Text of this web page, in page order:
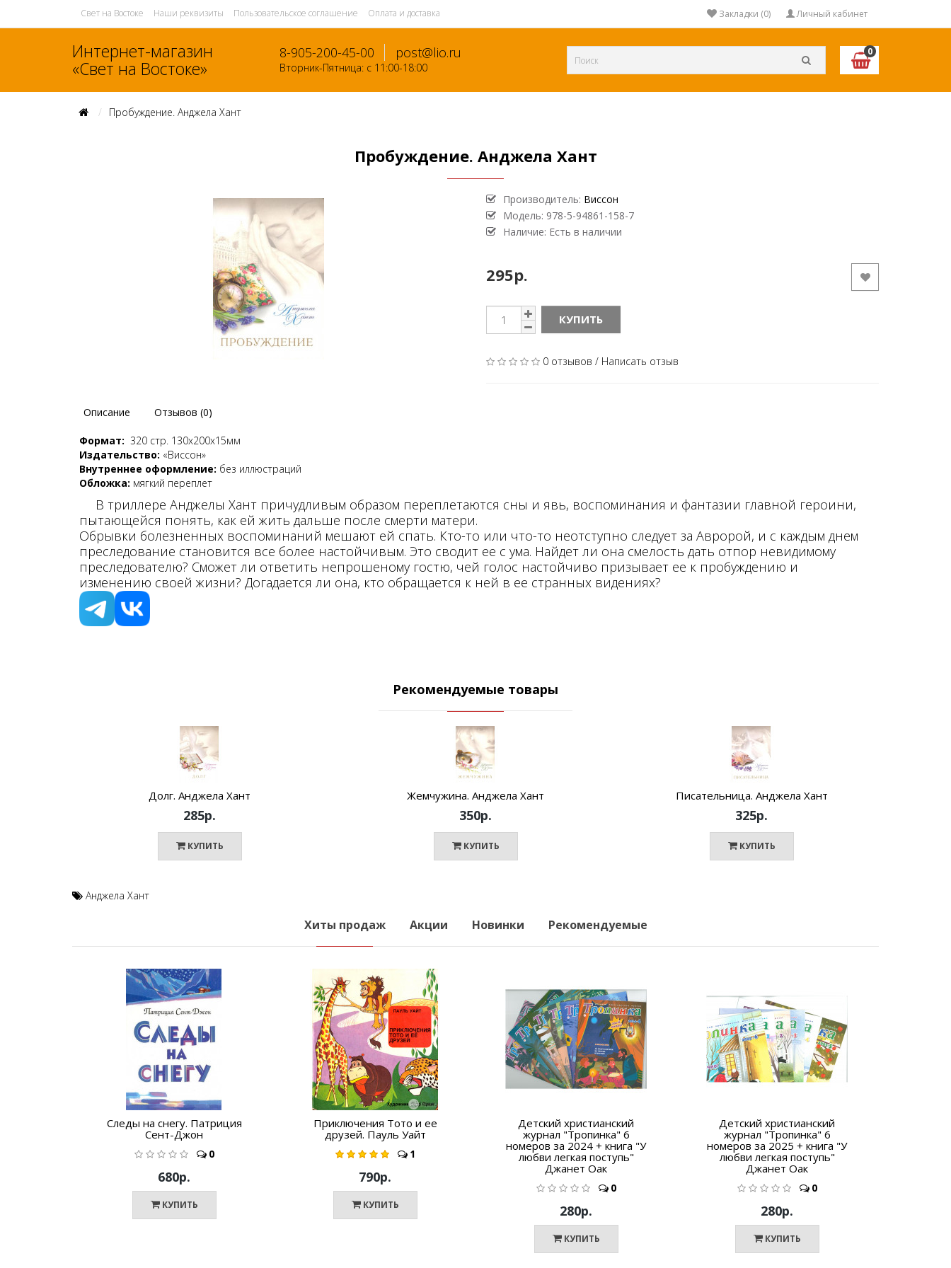
Свет на Востоке Наши реквизиты Пользовательское соглашение Оплата и доставка Личный кабинет
Закладки (0)
Интернет-магазин
«Свет на Востоке»
8-905-200-45-00 post@lio.ru
Вторник-Пятница: с 11:00-18:00
0
Пробуждение. Анджела Хант
Пробуждение. Анджела Хант
Производитель: Виссон
Модель: 978-5-94861-158-7
Наличие: Есть в наличии
295р.
КУПИТЬ
0 отзывов / Написать отзыв
Описание Отзывов (0)
Формат: 320 стр. 130х200х15мм
Издательство: «Виссон»
Внутреннее оформление: без иллюстраций
Обложка: мягкий переплет
В триллере Анджелы Хант причудливым образом переплетаются сны и явь, воспоминания и фантазии главной героини,
пытающейся понять, как ей жить дальше после смерти матери.
Обрывки болезненных воспоминаний мешают ей спать. Кто-то или что-то неотступно следует за Авророй, и с каждым днем
преследование становится все более настойчивым. Это сводит ее с ума. Найдет ли она смелость дать отпор невидимому
преследователю? Сможет ли ответить непрошеному гостю, чей голос настойчиво призывает ее к пробуждению и
изменению своей жизни? Догадается ли она, кто обращается к ней в ее странных видениях?
Рекомендуемые товары
Долг. Анджела Хант
285р.
КУПИТЬ
Жемчужина. Анджела Хант
350р.
КУПИТЬ
Писательница. Анджела Хант
325р.
КУПИТЬ
Анджела Хант
Хиты продаж Акции Новинки Рекомендуемые
Следы на снегу. Патриция
Сент-Джон
0
680р.
КУПИТЬ
Приключения Тото и ее
друзей. Пауль Уайт
1
790р.
КУПИТЬ
Детский христианский
журнал "Тропинка" 6
номеров за 2024 + книга "У
любви легкая поступь"
Джанет Оак
0
280р.
КУПИТЬ
Детский христианский
журнал "Тропинка" 6
номеров за 2025 + книга "У
любви легкая поступь"
Джанет Оак
0
280р.
КУПИТЬ